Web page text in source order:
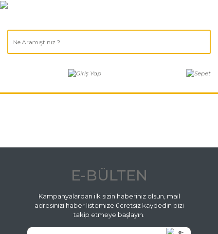
E-BÜLTEN
Kampanyalardan ilk sizin haberiniz olsun, mail
adresinizi haber listemize ücretsiz kaydedin bizi
takip etmeye başlayın.